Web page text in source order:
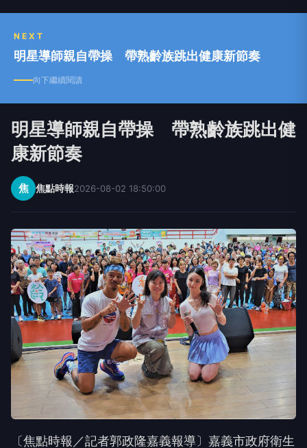
NEXT
明星導師親自帶操 帶熟齡族跳出健康新節奏
向下繼續閱讀
明星導師親自帶操 帶熟齡族跳出健
康新節奏
焦 焦點時報2026-08-02 18:50:00
〔焦點時報／記者郭政隆嘉義報導〕嘉義市政府衛生